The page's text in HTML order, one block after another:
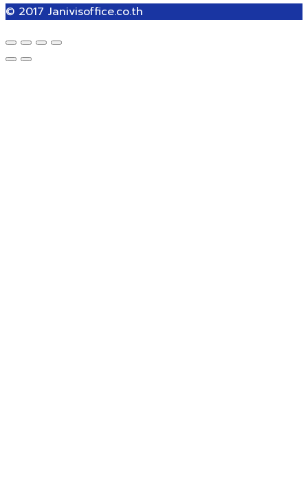
© 2017 Janivisoffice.co.th